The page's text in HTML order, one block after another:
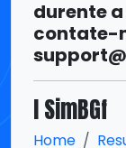
durente
contate-
I SimBGf
Home